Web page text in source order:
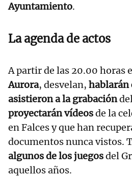
Ayuntamiento.
La agenda de actos
A partir de las 20.00 horas
Aurora, desvelan, hablarán
asistieron a la grabación
proyectarán vídeosde la
en Falces y que han
documentos nunca vistos.
algunos de los juegosdel
aquellos años.